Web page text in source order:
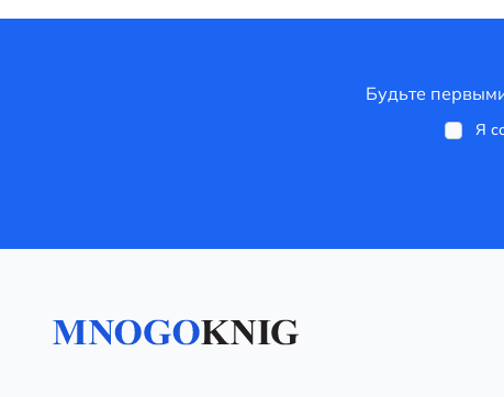
Будьте
Я